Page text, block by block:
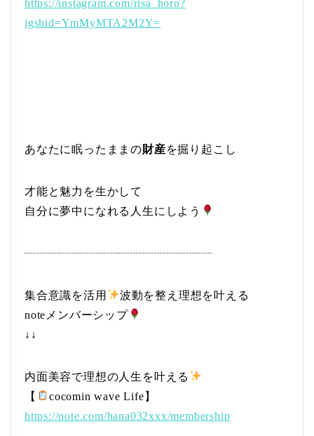
https://instagram.com/risa_horo?
igshid=YmMyMTA2M2Y=
あなたに眠ったままの財産を掘り起こし
才能と魅力を生かして
自分に夢中になれる人生にしよう
┈┈┈┈┈┈┈┈┈┈┈┈┈┈┈┈
集合意識を活用
波動を整え理想を叶える
noteメンバーシップ
↓↓
内面美容で理想の人生を叶える
【
cocomin wave Life】
https://note.com/hana032xxx/membership